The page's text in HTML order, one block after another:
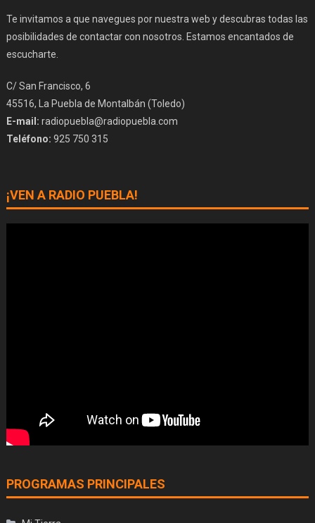
Te invitamos a que navegues por nuestra web y descubras todas las
posibilidades de contactar con nosotros. Estamos encantados de
escucharte.
C/ San Francisco, 6
45516, La Puebla de Montalbán (Toledo)
E-mail: radiopuebla@radiopuebla.com
Teléfono: 925 750 315
¡VEN A RADIO PUEBLA!
PROGRAMAS PRINCIPALES